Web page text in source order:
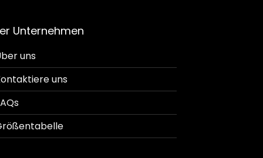
Unternehmen
uns
uns